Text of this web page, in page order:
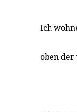
Ich
oben der